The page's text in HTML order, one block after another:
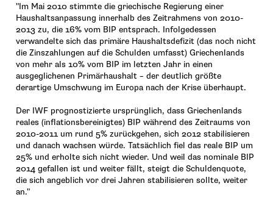
"Im Mai 2010 stimmte die griechische Regierung einer
Haushaltsanpassung innerhalb des Zeitrahmens von 2010-
2013 zu, die 16% vom BIP entsprach. Infolgedessen
verwandelte sich das primäre Haushaltsdefizit (das noch nicht
die Zinszahlungen auf die Schulden umfasst) Griechenlands
von mehr als 10% vom BIP im letzten Jahr in einen
ausgeglichenen Primärhaushalt – der deutlich größte
derartige Umschwung im Europa nach der Krise überhaupt.
Der IWF prognostizierte ursprünglich, dass Griechenlands
reales (inflationsbereinigtes) BIP während des Zeitraums von
2010-2011 um rund 5% zurückgehen, sich 2012 stabilisieren
und danach wachsen würde. Tatsächlich fiel das reale BIP um
25% und erholte sich nicht wieder. Und weil das nominale BIP
2014 gefallen ist und weiter fällt, steigt die Schuldenquote,
die sich angeblich vor drei Jahren stabilisieren sollte, weiter
an."